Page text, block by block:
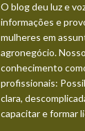
O blog deu luz e
informações e
mulheres em
agronegócio.
conhecimento
profissionais:
clara,
capacitar e formar